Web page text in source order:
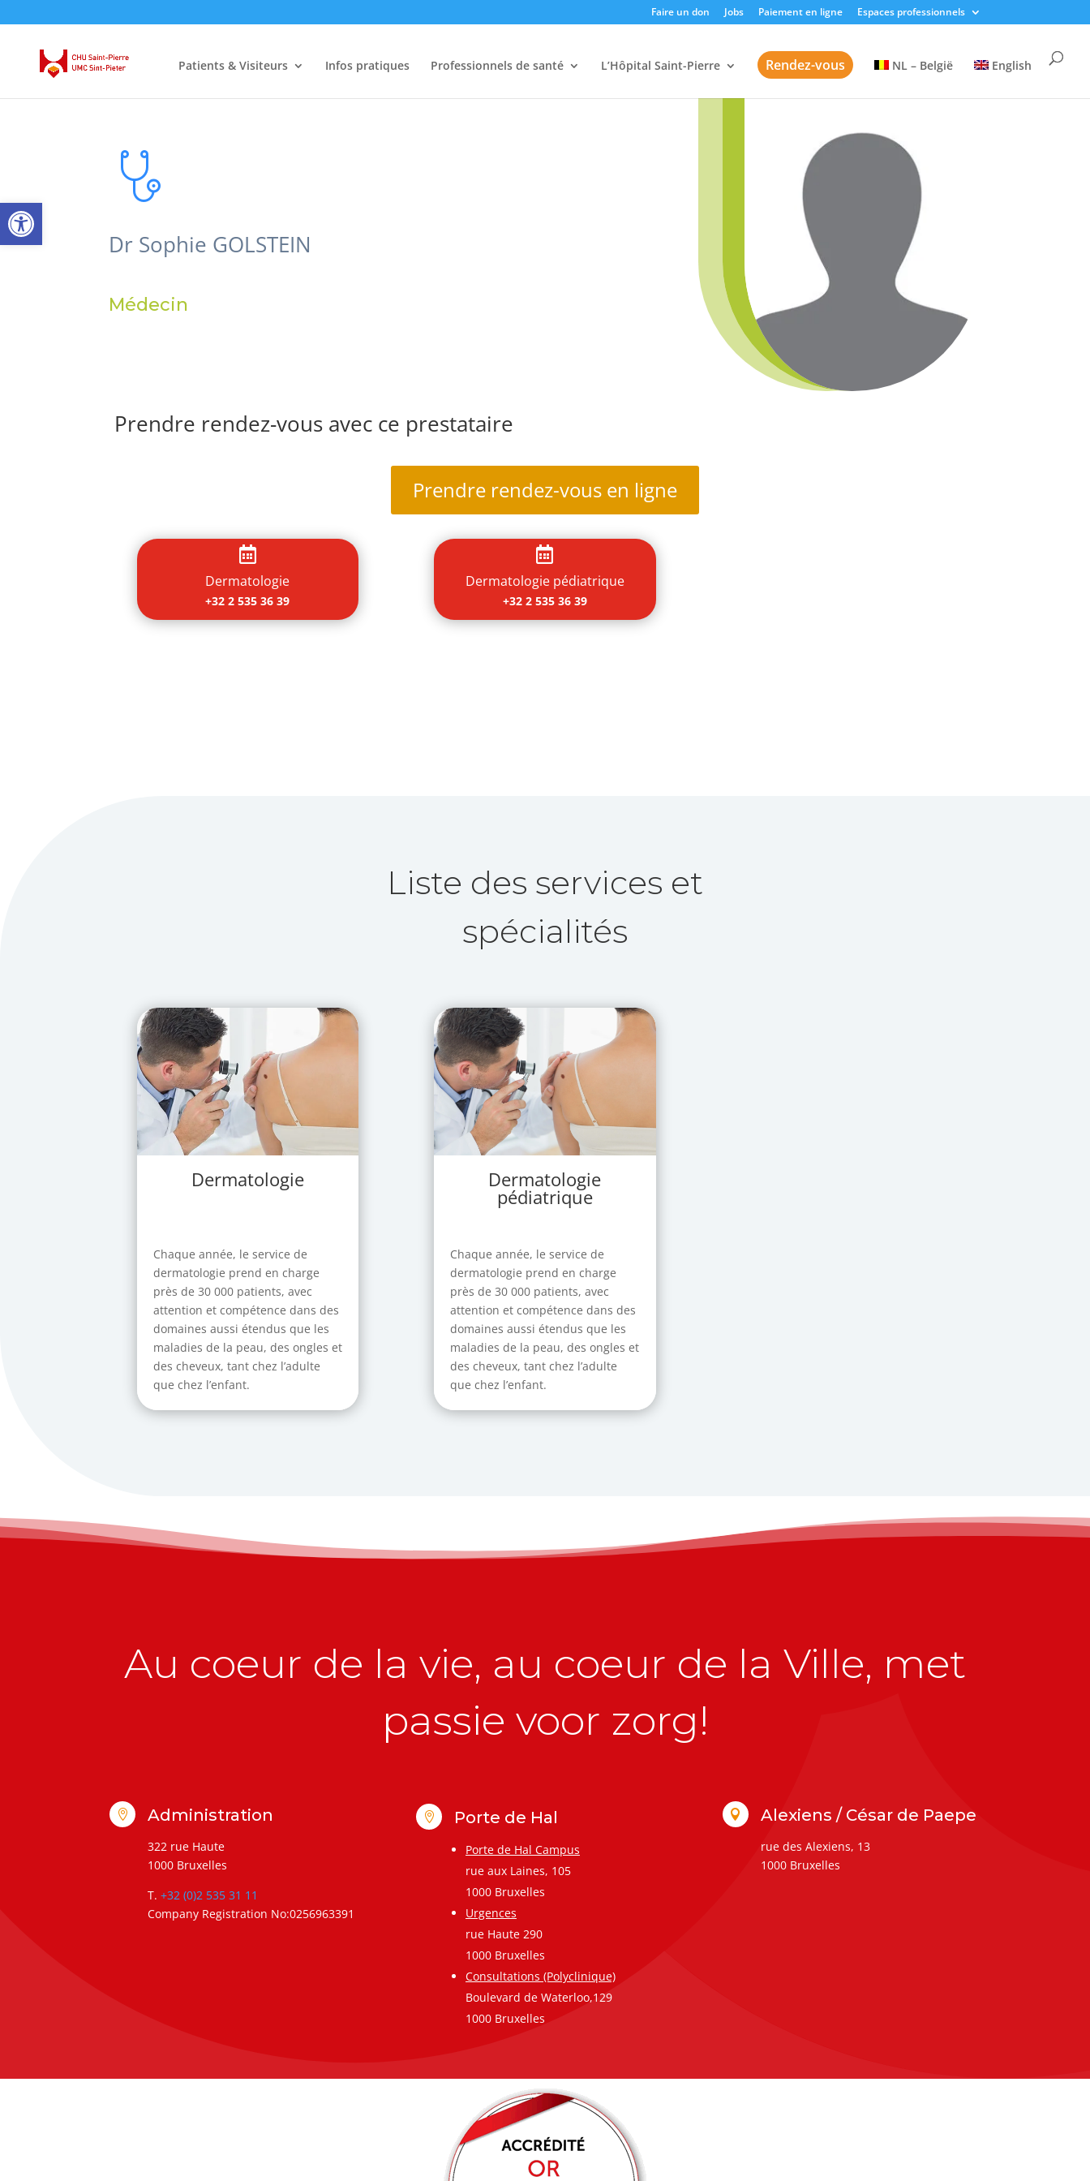
Ouvrir la barre d’outils
Faire un don Jobs Paiement en ligne Espaces professionnels
Patients & Visiteurs Infos pratiques Professionnels de santé L’Hôpital Saint-Pierre Rendez-vous NL – België English
Dr Sophie GOLSTEIN
Médecin
Prendre rendez-vous avec ce prestataire
Prendre rendez-vous en ligne

Dermatologie
+32 2 535 36 39

Dermatologie pédiatrique
+32 2 535 36 39
Liste des services et
spécialités
Dermatologie
Chaque année, le service de
dermatologie prend en charge
près de 30 000 patients, avec
attention et compétence dans des
domaines aussi étendus que les
maladies de la peau, des ongles et
des cheveux, tant chez l’adulte
que chez l’enfant.
Dermatologie
pédiatrique
Chaque année, le service de
dermatologie prend en charge
près de 30 000 patients, avec
attention et compétence dans des
domaines aussi étendus que les
maladies de la peau, des ongles et
des cheveux, tant chez l’adulte
que chez l’enfant.
Au coeur de la vie, au coeur de la Ville, met
passie voor zorg!
 Administration
322 rue Haute
1000 Bruxelles
T. +32 (0)2 535 31 11
Company Registration No:0256963391
 Porte de Hal
Porte de Hal Campus
rue aux Laines, 105
1000 Bruxelles
Urgences
rue Haute 290
1000 Bruxelles
Consultations (Polyclinique)
Boulevard de Waterloo,129
1000 Bruxelles
 Alexiens / César de Paepe
rue des Alexiens, 13
1000 Bruxelles